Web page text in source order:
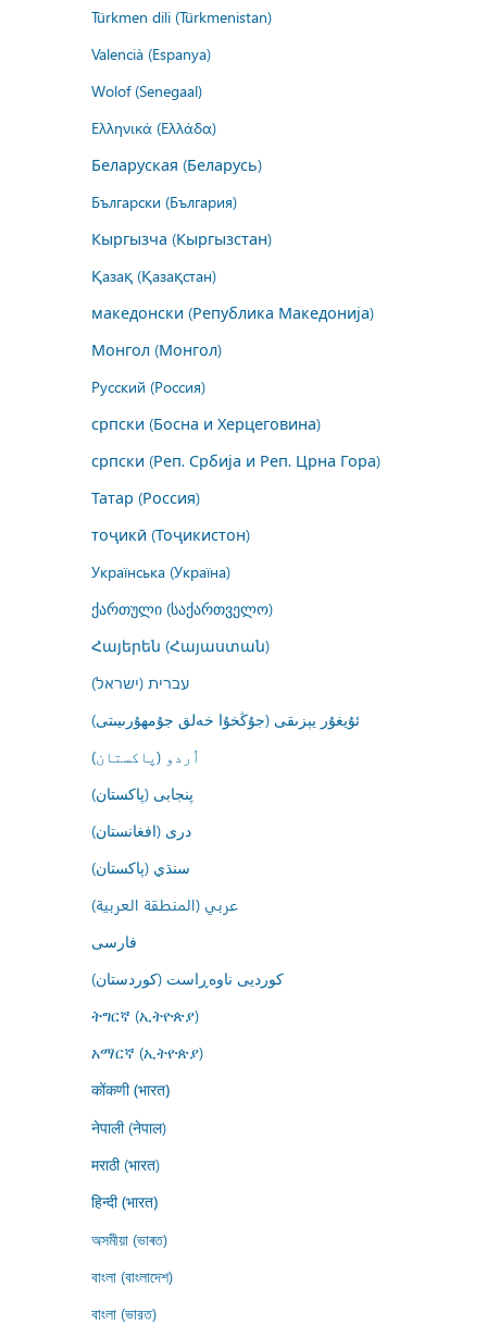
Türkmen dili (Türkmenistan)
Valencià (Espanya)
Wolof (Senegaal)
Ελληνικά (Ελλάδα)
Беларуская (Беларусь)
Български (България)
Кыргызча (Кыргызстан)
Қазақ (Қазақстан)
македонски (Република Македонија)
Монгол (Монгол)
Русский (Россия)
српски (Босна и Херцеговина)
српски (Реп. Србија и Реп. Црна Гора)
Татар (Россия)
тоҷикӣ (Тоҷикистон)
Українська (Україна)
ქართული (საქართველო)
Հայերեն (Հայաստան)
עברית (ישראל)
ئۇيغۇر يېزىقى (جۇڭخۇا خەلق جۇمھۇرىيىتى)
اُردو (پاکستان)
پنجابی (پاکستان)
درى (افغانستان)
سنڌي (پاکستان)
عربي (المنطقة العربية)
فارسى
کوردیی ناوەڕاست (کوردستان)
ትግርኛ (ኢትዮጵያ)
አማርኛ (ኢትዮጵያ)
कोंकणी (भारत)
नेपाली (नेपाल)
मराठी (भारत)
हिन्दी (भारत)
অসমীয়া (ভাৰত)
বাংলা (বাংলাদেশ)
বাংলা (ভারত)